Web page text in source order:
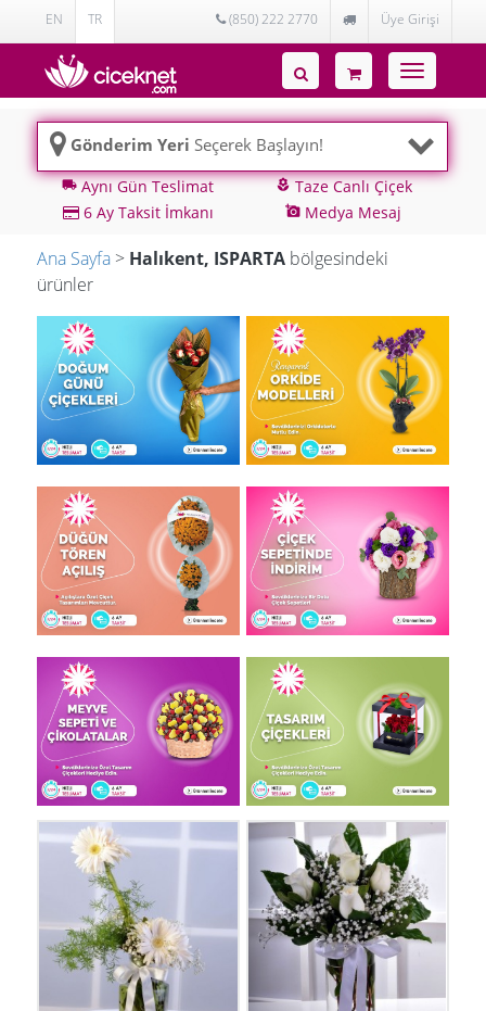
EN TR (850) 222 2770 Üye Girişi
Toggle
navigation
Gönderim Yeri Seçerek Başlayın!
local_shippingAynı Gün Teslimat local_floristTaze Canlı Çiçek
6 Ay Taksit İmkanı
add_a_photo Medya Mesaj
Ana Sayfa > Halıkent, ISPARTA bölgesindeki
ürünler